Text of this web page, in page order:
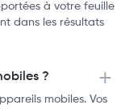
à votre feuille
dans les résultats
?
mobiles. Vos